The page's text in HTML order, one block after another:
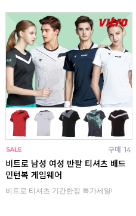
구매 14
비트로 남성 여성 반팔 티셔츠 배드
민턴복 게임웨어
비트로 티셔츠 기간한정 특가세일!